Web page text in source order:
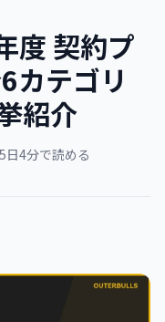
度 契約プ
カテゴリ
紹介
日4分で読める